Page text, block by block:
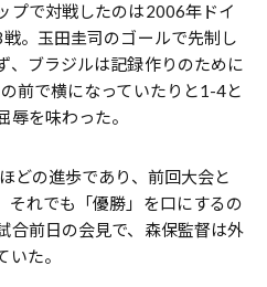
プで対戦したのは2006年ドイ
。玉田圭司のゴールで先制し
、ブラジルは記録作りのために
前で横になっていたりと1-4と
辱を味わった。
どの進歩であり、前回大会と
それでも「優勝」を口にするの
合前日の会見で、森保監督は外
た。